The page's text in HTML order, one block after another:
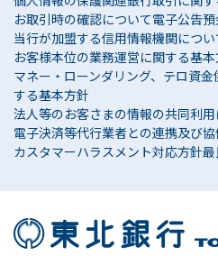
お取引時の確認について電子公告
当行が加盟する信用情報機関につい
お客様本位の業務運営に関する基
マネー・ローンダリング、テロ資
する基本方針
法人等のお客さまの情報の共同利用
電子決済等代行業者との連携及び
カスタマーハラスメント対応方針